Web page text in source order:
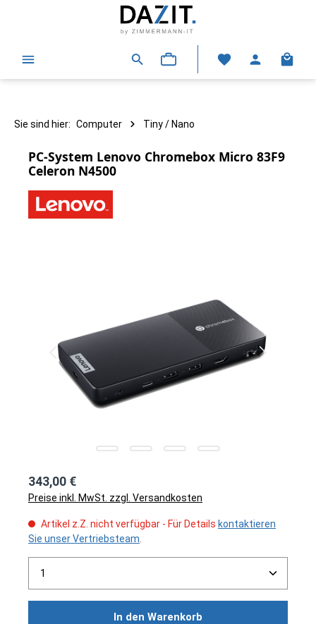
Sie sind hier: Computer Tiny / Nano
PC-System Lenovo Chromebox Micro 83F9
Celeron N4500
343,00 €
Preise inkl. MwSt. zzgl. Versandkosten
Artikel z.Z. nicht verfügbar - Für Details kontaktieren
Sie unser Vertriebsteam
Produkt Anzahl: Gib den gewünschten Wert ein
In den Warenkorb